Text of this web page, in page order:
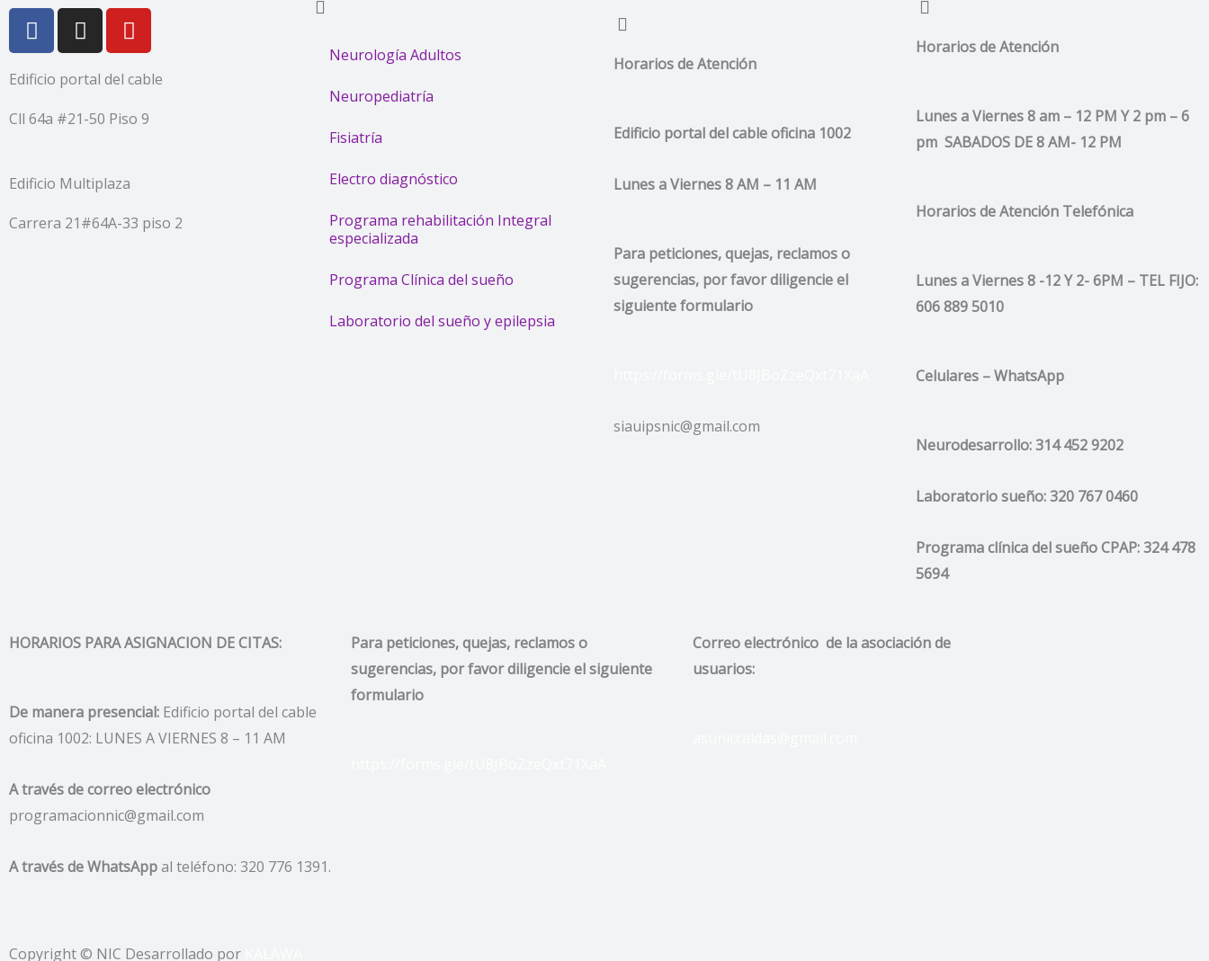
F
a
c
e
b
o
k
I
n
s
t
a
g
a
m
Y
o
u
t
u
b
Edificio portal del cable
Cll 64a #21-50 Piso 9
Edificio Multiplaza
Carrera 21#64A-33 piso 2
Neurología Adultos
Neuropediatría
Fisiatría
Electro diagnóstico
Programa rehabilitación Integral
especializada
Programa Clínica del sueño
Laboratorio del sueño y epilepsia
Horarios de Atención
Edificio portal del cable oficina 1002
Lunes a Viernes 8 AM – 11 AM
Para peticiones, quejas, reclamos o
sugerencias, por favor diligencie el
siguiente formulario
siauipsnic@gmail.com
Horarios de Atención
Lunes a Viernes 8 am – 12 PM Y 2 pm – 6
pm SABADOS DE 8 AM- 12 PM
Horarios de Atención Telefónica
Lunes a Viernes 8 -12 Y 2- 6PM – TEL FIJO:
606 889 5010
Celulares – WhatsApp
Neurodesarrollo:314 452 9202
Laboratorio sueño:320 767 0460
Programa clínica del sueño CPAP: 324 478
5694
HORARIOS PARA ASIGNACION DE CITAS:
De manera presencial: Edificio portal del cable
oficina 1002: LUNES A VIERNES 8 – 11 AM
A través de correo electrónico
programacionnic@gmail.com
A través de WhatsAppal teléfono: 320 776 1391.
Para peticiones, quejas, reclamos o
sugerencias, por favor diligencie el siguiente
formulario
Correo electrónico de la asociación de
usuarios:
Copyright © NIC Desarrollado por